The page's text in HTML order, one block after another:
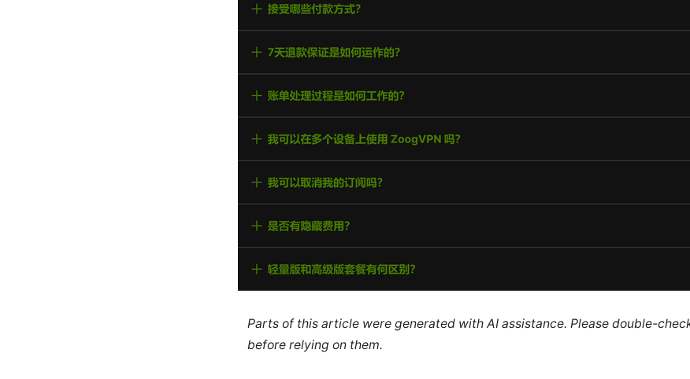
Parts of this article were generated with AI assistance. Please double-
before relying on them.